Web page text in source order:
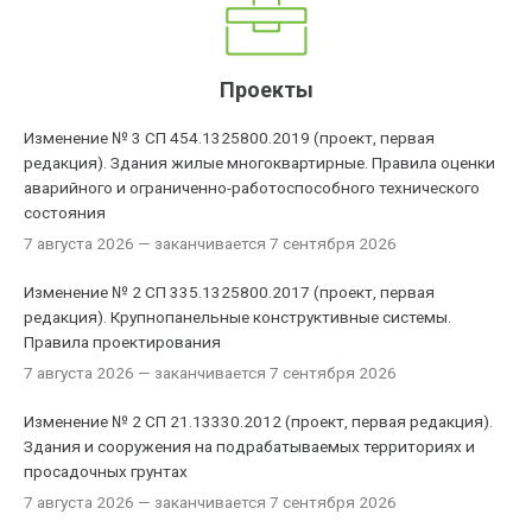
Проекты
Изменение № 3 СП 454.1325800.2019 (проект, первая
редакция). Здания жилые многоквартирные. Правила оценки
аварийного и ограниченно-работоспособного технического
состояния
7 августа 2026 — заканчивается 7 сентября 2026
Изменение № 2 СП 335.1325800.2017 (проект, первая
редакция). Крупнопанельные конструктивные системы.
Правила проектирования
7 августа 2026 — заканчивается 7 сентября 2026
Изменение № 2 СП 21.13330.2012 (проект, первая редакция).
Здания и сооружения на подрабатываемых территориях и
просадочных грунтах
7 августа 2026 — заканчивается 7 сентября 2026